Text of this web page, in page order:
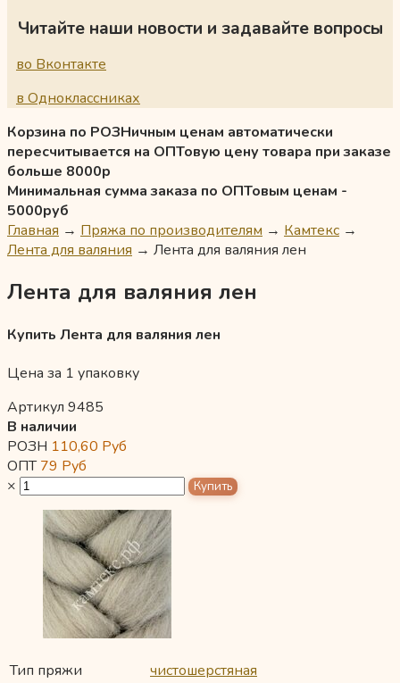
Читайте наши новости и задавайте вопросы
во Вконтакте
в Одноклассниках
Корзина по РОЗНичным ценам автоматически
пересчитывается на ОПТовую цену товара при заказе
больше 8000р
Минимальная сумма заказа по ОПТовым ценам -
5000руб
Главная → Пряжа по производителям → Камтекс →
Лента для валяния → Лента для валяния лен
Лента для валяния лен
Купить Лента для валяния лен
Цена за 1 упаковку
Артикул 9485
В наличии
РОЗН 110,60 Руб
ОПТ79 Руб
×
Тип пряжи
чистошерстяная